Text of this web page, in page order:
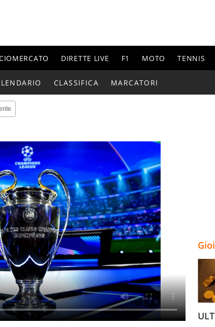
DIRETTE LIVE F1 MOTO TENNIS
CLASSIFICA MARCATORI